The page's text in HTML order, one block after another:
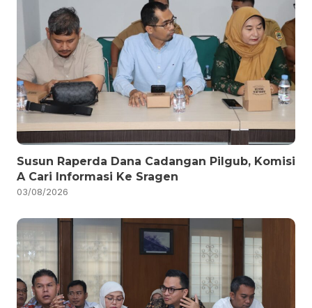
Susun Raperda Dana Cadangan Pilgub, Komisi
A Cari Informasi Ke Sragen
03/08/2026